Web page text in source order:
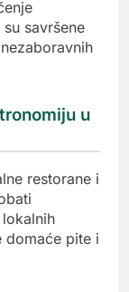
savršene
u
restorane i
domaće pite i